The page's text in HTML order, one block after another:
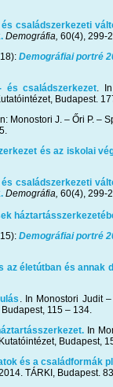
családszerkezeti
Demográfia, 60(4), 299-
Demográfiai portré
és családszerkezet.
Budapest.
Monostori J. – Őri P. –
és az iskolai
családszerkezeti
Demográfia, 60(4), 299-
Demográfiai portré
az életútban és annak
. In Monostori Judit
115 – 134.
In
Budapest,
és a családformák
TÁRKI, Budapest.